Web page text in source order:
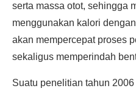
serta massa otot, sehingga
menggunakan kalori
akan mempercepat proses
sekaligus memperindah
Suatu penelitian tahun